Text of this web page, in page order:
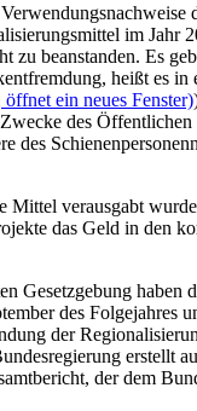
im Jahr
zu beanstanden. Es
heißt es in
ein neues Fenster)
des Öffentlichen
des
Mittel verausgabt
das Geld in den
Gesetzgebung haben
des Folgejahres
der
erstellt
der dem